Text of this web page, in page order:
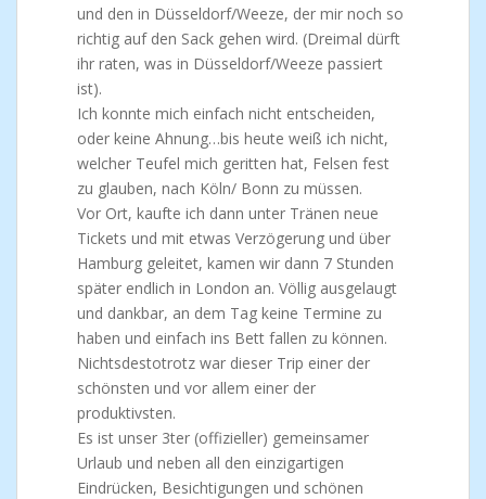
und den in Düsseldorf/Weeze, der mir noch so
richtig auf den Sack gehen wird. (Dreimal dürft
ihr raten, was in Düsseldorf/Weeze passiert
ist).
Ich konnte mich einfach nicht entscheiden,
oder keine Ahnung…bis heute weiß ich nicht,
welcher Teufel mich geritten hat, Felsen fest
zu glauben, nach Köln/ Bonn zu müssen.
Vor Ort, kaufte ich dann unter Tränen neue
Tickets und mit etwas Verzögerung und über
Hamburg geleitet, kamen wir dann 7 Stunden
später endlich in London an. Völlig ausgelaugt
und dankbar, an dem Tag keine Termine zu
haben und einfach ins Bett fallen zu können.
Nichtsdestotrotz war dieser Trip einer der
schönsten und vor allem einer der
produktivsten.
Es ist unser 3ter (offizieller) gemeinsamer
Urlaub und neben all den einzigartigen
Eindrücken, Besichtigungen und schönen